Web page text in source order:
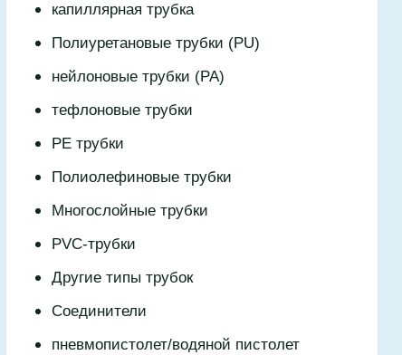
капиллярная трубка
Полиуретановые трубки (PU)
нейлоновые трубки (PA)
тефлоновые трубки
PE трубки
Полиолефиновые трубки
Многослойные трубки
PVC-трубки
Другие типы трубок
Соединители
пневмопистолет/водяной пистолет